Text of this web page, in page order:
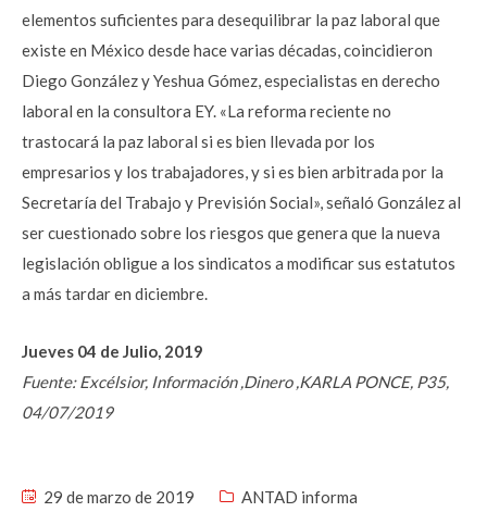
elementos suficientes para desequilibrar la paz laboral que
existe en México desde hace varias décadas, coincidieron
Diego González y Yeshua Gómez, especialistas en derecho
laboral en la consultora EY. «La reforma reciente no
trastocará la paz laboral si es bien llevada por los
empresarios y los trabajadores, y si es bien arbitrada por la
Secretaría del Trabajo y Previsión Social», señaló González al
ser cuestionado sobre los riesgos que genera que la nueva
legislación obligue a los sindicatos a modificar sus estatutos
a más tardar en diciembre.
Jueves 04 de Julio, 2019
Fuente: Excélsior, Información ,Dinero ,KARLA PONCE, P35,
04/07/2019
29 de marzo de 2019 ANTAD informa